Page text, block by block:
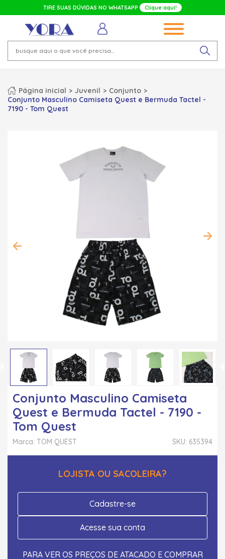
TIRE SUAS DÚVIDAS NO WHATSAPP Clique aqui!
Página inicial Juvenil
Conjunto
Conjunto Masculino Camiseta Quest e Bermuda Tactel -
7190 - Tom Quest
Conjunto Masculino Camiseta
Quest e Bermuda Tactel - 7190 -
Tom Quest
SKU: 635394
Marca: TOM QUEST
LOJISTA OU SACOLEIRA?
Cadastre-se
Acesse sua conta
PARA VER OS PREÇOS DE ATACADO E COMPRAR